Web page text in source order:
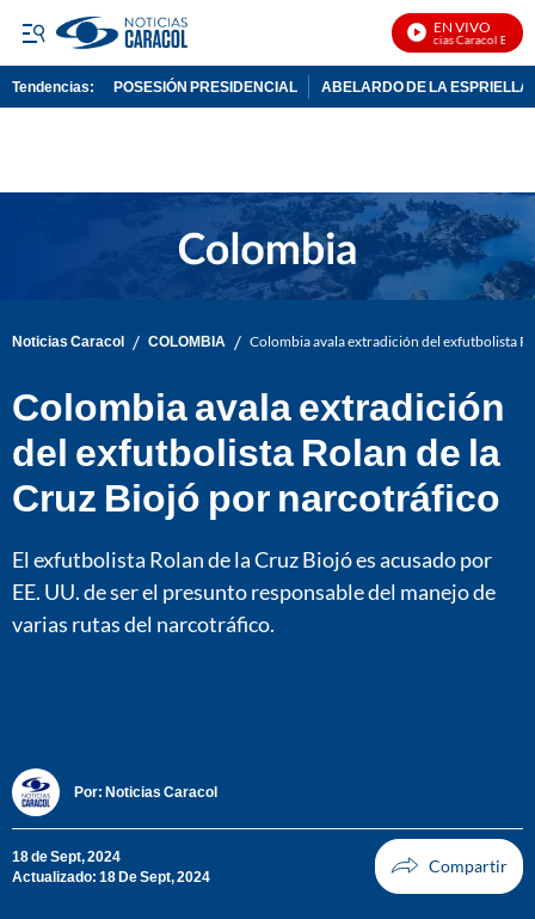
EN VIVO
Noticias Caracol En Vivo
Tendencias: POSESIÓN PRESIDENCIAL ABELARDO DE LA ESPRIELLA
Noticias Caracol / COLOMBIA / Colombia avala extradición del exfutbolista
Colombia avala extradición
del exfutbolista Rolan de la
Cruz Biojó por narcotráfico
El exfutbolista Rolan de la Cruz Biojó es acusado por
EE. UU. de ser el presunto responsable del manejo de
varias rutas del narcotráfico.
Por: Noticias Caracol
18 de Sept, 2024
Actualizado: 18 De Sept, 2024